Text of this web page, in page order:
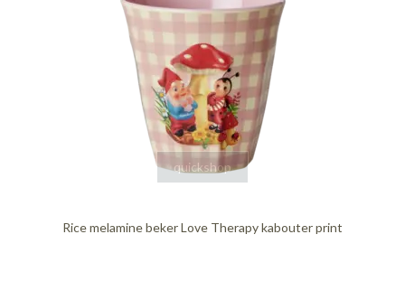
quickshop
Rice melamine beker Love Therapy kabouter print